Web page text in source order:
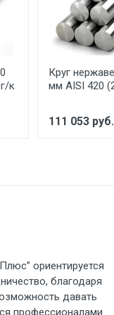
товара, Клиент
не более 2-х
по РФ
до 2 тн
до 3 тн
до 5 тн
к
Круг
мм AISI 420
111 053 руб.
ориентируется
благодаря
давать
профессионалами